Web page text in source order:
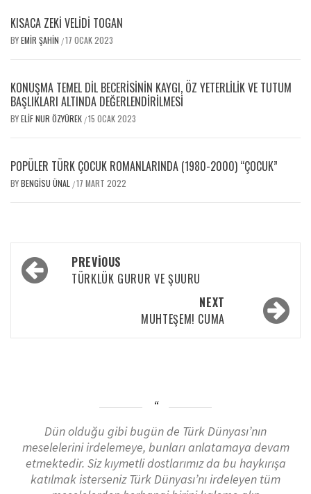
KISACA ZEKİ VELİDİ TOGAN
BYEMIR ŞAHIN /17 OCAK 2023
KONUŞMA TEMEL DIL BECERISININ KAYGI, ÖZ YETERLILIK VE TUTUM
BAŞLIKLARI ALTINDA DEĞERLENDIRILMESI
BYELIF NUR ÖZYÜREK /15 OCAK 2023
POPÜLER TÜRK ÇOCUK ROMANLARINDA (1980-2000) “ÇOCUK”
BYBENGISU ÜNAL /17 MART 2022
PREVIOUS
TÜRKLÜK GURUR VE ŞUURU
NEXT
MUHTEŞEM! CUMA
Dün olduğu gibi bugün de Türk Dünyası’nın
meselelerini irdelemeye, bunları anlatamaya devam
etmektedir. Siz kıymetli dostlarımız da bu haykırışa
katılmak isterseniz Türk Dünyası’nı irdeleyen tüm